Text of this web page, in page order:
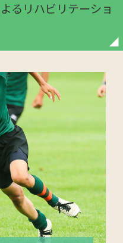
る リハビリテーショ